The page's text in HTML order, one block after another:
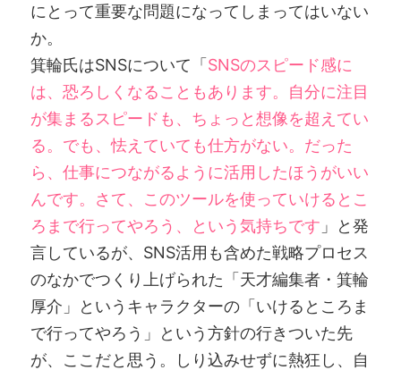
にとって重要な問題になってしまってはいない
か。
箕輪氏はSNSについて「SNSのスピード感に
は、恐ろしくなることもあります。自分に注目
が集まるスピードも、ちょっと想像を超えてい
る。でも、怯えていても仕方がない。だった
ら、仕事につながるように活用したほうがいい
んです。さて、このツールを使っていけるとこ
ろまで行ってやろう、という気持ちです 」と発
言しているが、SNS活用も含めた戦略プロセス
のなかでつくり上げられた「天才編集者・箕輪
厚介」というキャラクターの「いけるところま
で行ってやろう」という方針の行きついた先
が、ここだと思う。しり込みせずに熱狂し、自